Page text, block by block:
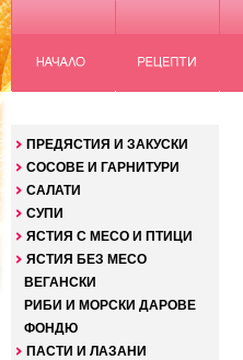
ПРЕДЯСТИЯ И ЗАКУСКИ
СОСОВЕ И ГАРНИТУРИ
САЛАТИ
СУПИ
ЯСТИЯ С МЕСО И ПТИЦИ
ЯСТИЯ БЕЗ МЕСО
ВЕГАНСКИ
РИБИ И МОРСКИ ДАРОВЕ
ФОНДЮ
ПАСТИ И ЛАЗАНИ